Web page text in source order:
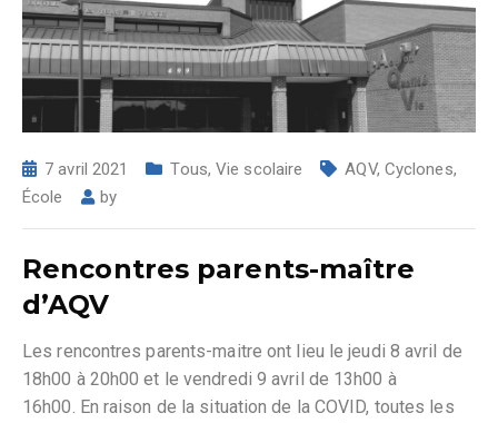
7 avril 2021 Tous,Vie scolaire AQV, Cyclones,
École
by
Rencontres parents-maître
d’AQV
Les rencontres parents-maitre ont lieu le jeudi 8 avril de
18h00 à 20h00 et le vendredi 9 avril de 13h00 à
16h00. En raison de la situation de la COVID, toutes les